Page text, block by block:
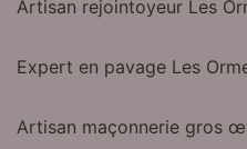
Artisan rejointoyeur Les
Expert en pavage Les
Artisan maçonnerie gros